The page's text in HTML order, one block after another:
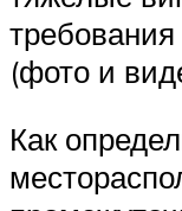
(фото и
Как